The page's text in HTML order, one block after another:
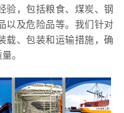
验，包括粮食、煤炭、钢
以及危险品等。我们针对
载、包装和运输措施，确
。